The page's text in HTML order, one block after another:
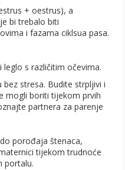
+ oestrus), a
bi trebalo biti
i fazama ciklsua pasa.
s različitim očevima.
stresa. Budite strpljivi i
mogli boriti tijekom prvih
partnera za parenje
porođaja štenaca,
tijekom trudnoće
portalu.